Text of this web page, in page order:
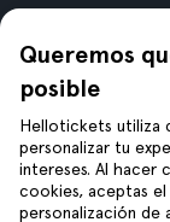
Queremos
posible
Hellotickets utiliza
personalizar tu
intereses. Al hacer
cookies, aceptas el
personalización de
Opiniones
Privacidad
Términos y
Aviso Legal
Cookies